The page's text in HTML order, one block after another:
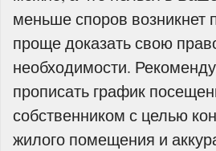
меньше споров возникнет
проще доказать свою
необходимости.
прописать график
собственником с целью
жилого помещения и